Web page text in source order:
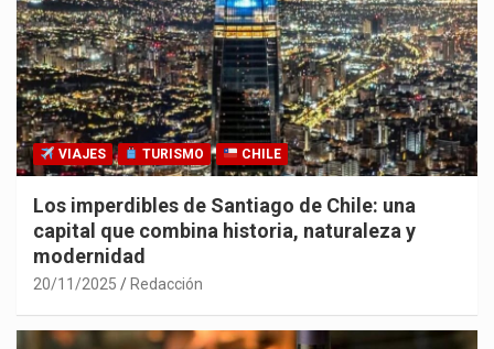
VIAJES TURISMO CHILE
Los imperdibles de Santiago de Chile: una
capital que combina historia, naturaleza y
modernidad
20/11/2025 Redacción